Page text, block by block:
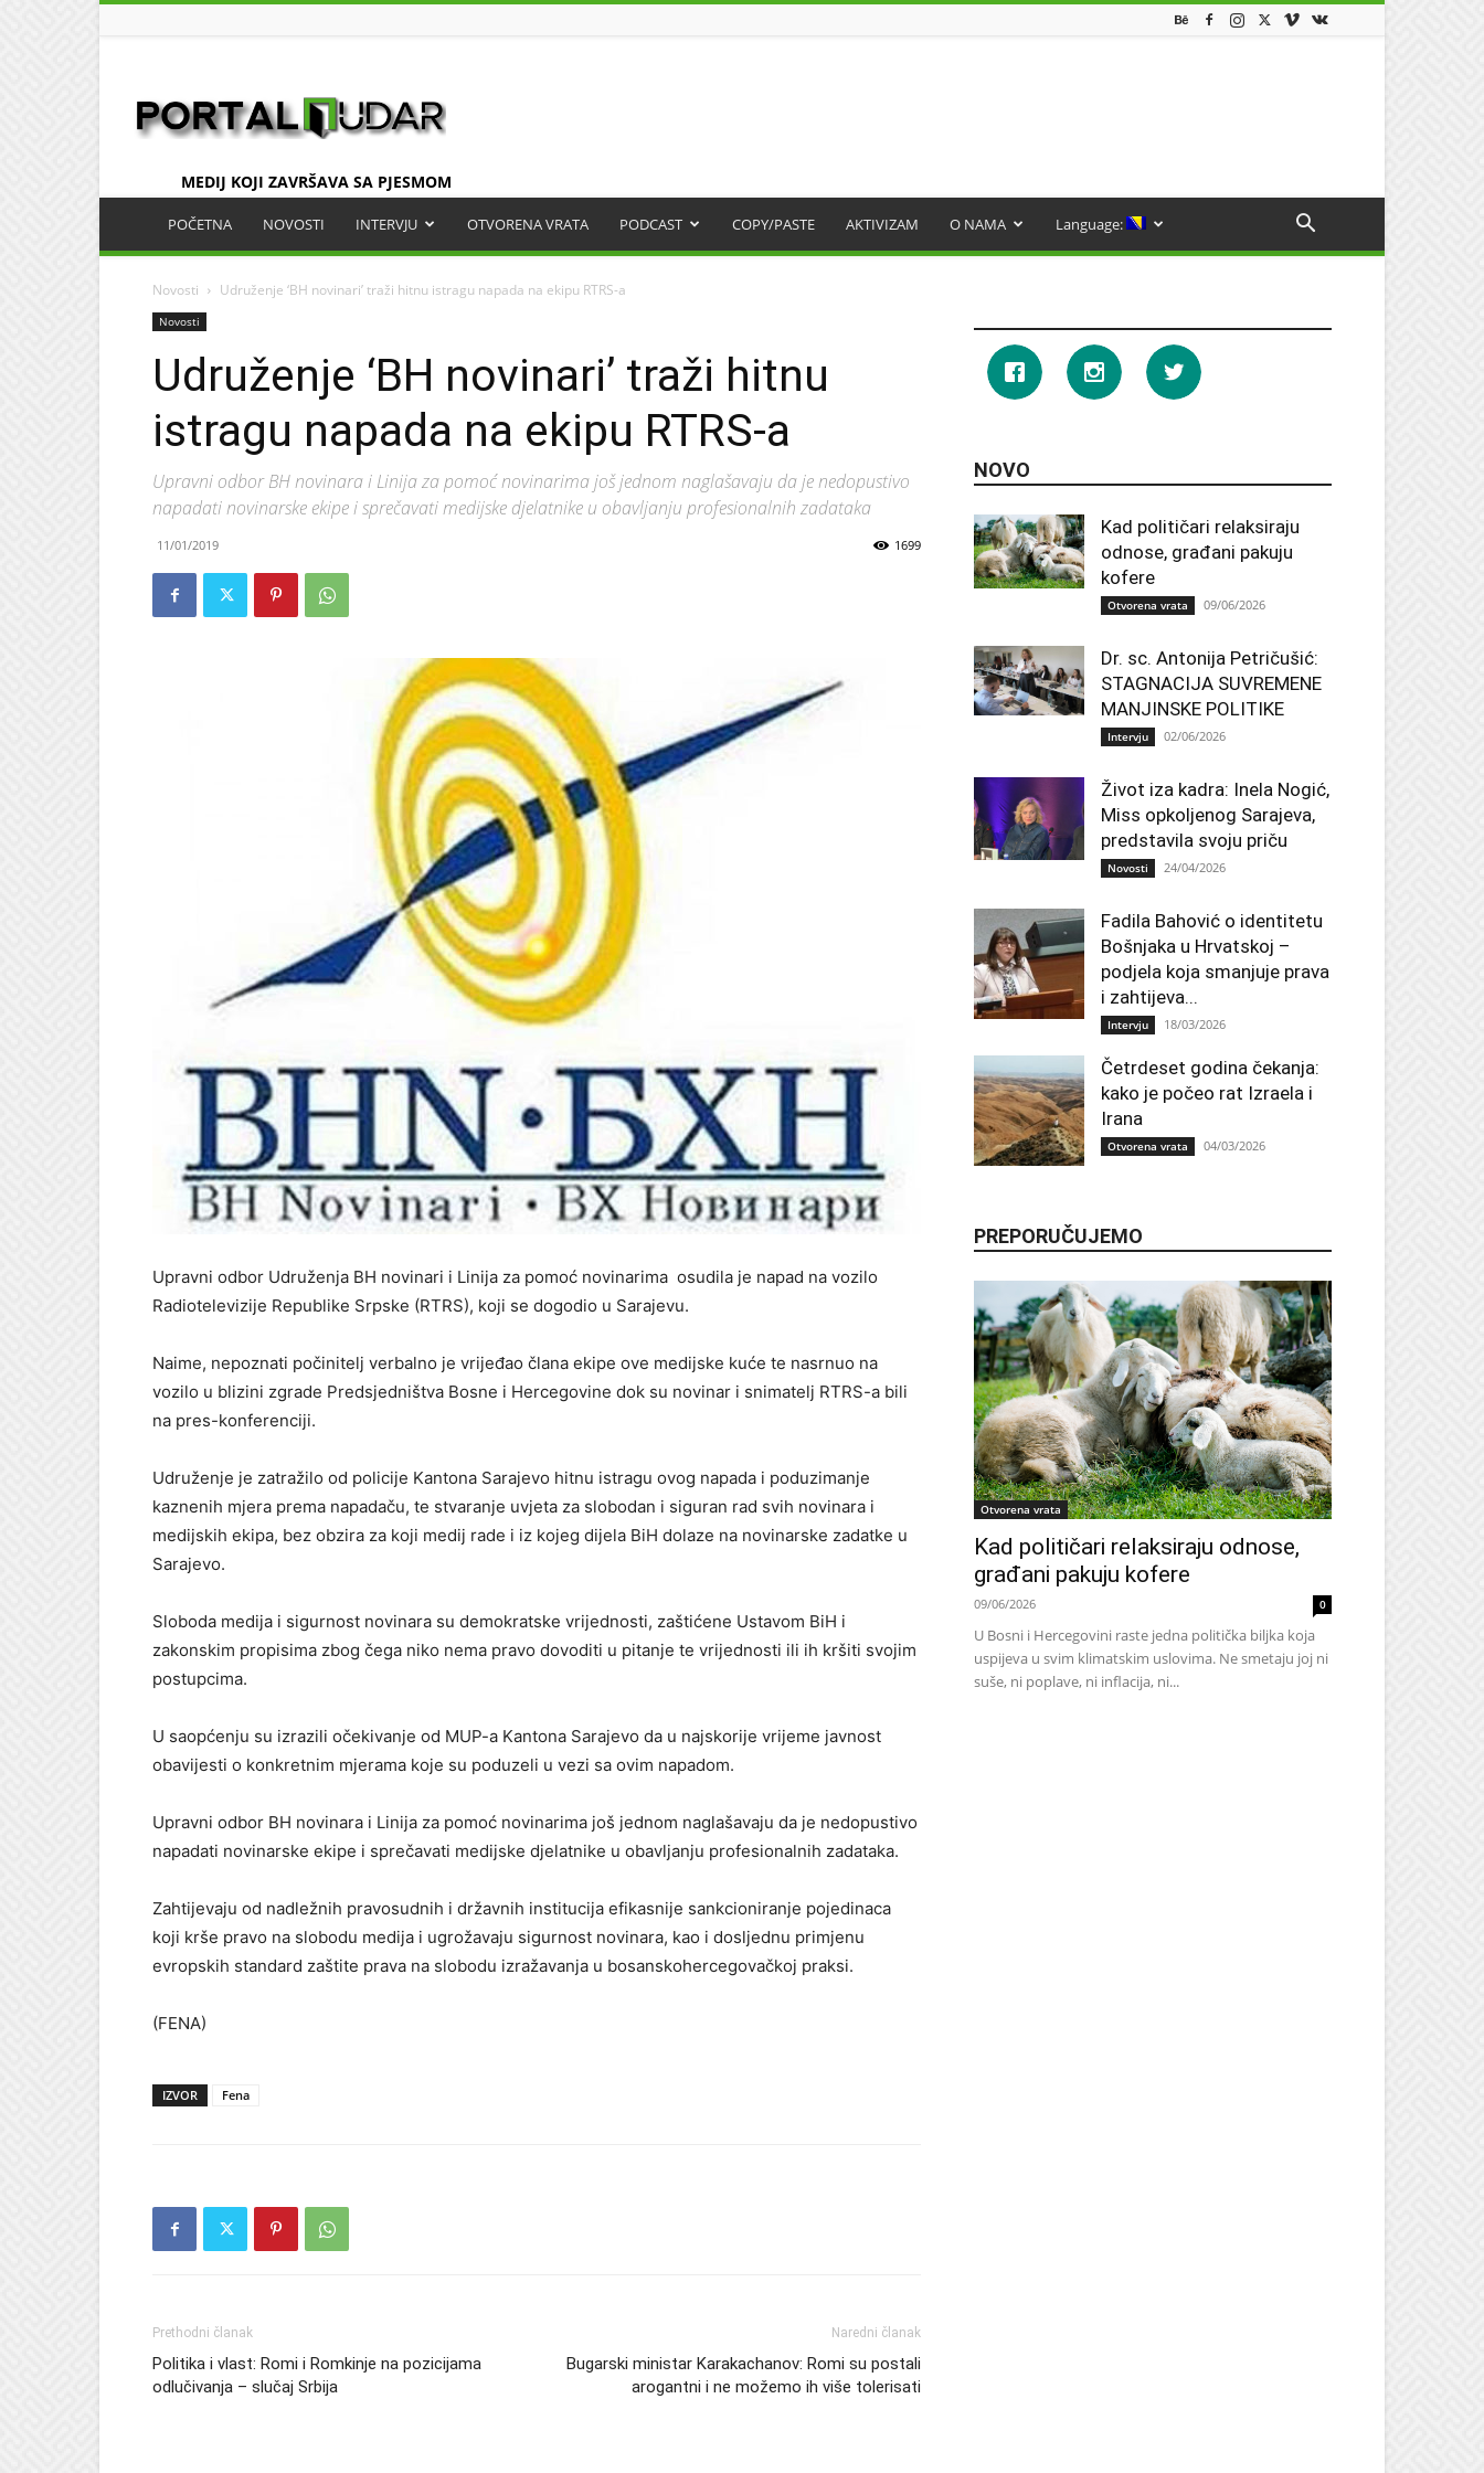
MEDIJ KOJI ZAVRŠAVA SA PJESMOM
POČETNA NOVOSTI INTERVJU OTVORENA VRATA PODCAST COPY/PASTE AKTIVIZAM O NAMA Language:
Novosti Udruženje ‘BH novinari’ traži hitnu istragu napada na ekipu RTRS-a
Novosti
Udruženje ‘BH novinari’ traži hitnu
istragu napada na ekipu RTRS-a
Upravni odbor BH novinara i Linija za pomoć novinarima još jednom naglašavaju da je nedopustivo
napadati novinarske ekipe i sprečavati medijske djelatnike u obavljanju profesionalnih zadataka
11/01/2019 1699
Upravni odbor Udruženja BH novinari i Linija za pomoć novinarima osudila je napad na vozilo
Radiotelevizije Republike Srpske (RTRS), koji se dogodio u Sarajevu.
Naime, nepoznati počinitelj verbalno je vrijeđao člana ekipe ove medijske kuće te nasrnuo na
vozilo u blizini zgrade Predsjedništva Bosne i Hercegovine dok su novinar i snimatelj RTRS-a bili
na pres-konferenciji.
Udruženje je zatražilo od policije Kantona Sarajevo hitnu istragu ovog napada i poduzimanje
kaznenih mjera prema napadaču, te stvaranje uvjeta za slobodan i siguran rad svih novinara i
medijskih ekipa, bez obzira za koji medij rade i iz kojeg dijela BiH dolaze na novinarske zadatke u
Sarajevo.
Sloboda medija i sigurnost novinara su demokratske vrijednosti, zaštićene Ustavom BiH i
zakonskim propisima zbog čega niko nema pravo dovoditi u pitanje te vrijednosti ili ih kršiti svojim
postupcima.
U saopćenju su izrazili očekivanje od MUP-a Kantona Sarajevo da u najskorije vrijeme javnost
obavijesti o konkretnim mjerama koje su poduzeli u vezi sa ovim napadom.
Upravni odbor BH novinara i Linija za pomoć novinarima još jednom naglašavaju da je nedopustivo
napadati novinarske ekipe i sprečavati medijske djelatnike u obavljanju profesionalnih zadataka.
Zahtijevaju od nadležnih pravosudnih i državnih institucija efikasnije sankcioniranje pojedinaca
koji krše pravo na slobodu medija i ugrožavaju sigurnost novinara, kao i dosljednu primjenu
evropskih standard zaštite prava na slobodu izražavanja u bosanskohercegovačkoj praksi.
(FENA)
IZVOR Fena
Prethodni članak
Politika i vlast: Romi i Romkinje na pozicijama
odlučivanja – slučaj Srbija
Naredni članak
Bugarski ministar Karakachanov: Romi su postali
arogantni i ne možemo ih više tolerisati
NOVO
Kad političari relaksiraju
odnose, građani pakuju
kofere
Otvorena vrata 09/06/2026
Dr. sc. Antonija Petričušić:
STAGNACIJA SUVREMENE
MANJINSKE POLITIKE
Intervju 02/06/2026
Život iza kadra: Inela Nogić,
Miss opkoljenog Sarajeva,
predstavila svoju priču
Novosti 24/04/2026
Fadila Bahović o identitetu
Bošnjaka u Hrvatskoj –
podjela koja smanjuje prava
i zahtijeva...
Intervju 18/03/2026
Četrdeset godina čekanja:
kako je počeo rat Izraela i
Irana
Otvorena vrata 04/03/2026
PREPORUČUJEMO
Otvorena vrata
Kad političari relaksiraju odnose,
građani pakuju kofere
09/06/2026 0
U Bosni i Hercegovini raste jedna politička biljka koja
uspijeva u svim klimatskim uslovima. Ne smetaju joj ni
suše, ni poplave, ni inflacija, ni...